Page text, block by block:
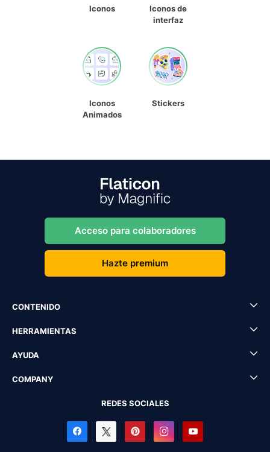
Iconos
Iconos de
interfaz
Iconos
Animados
Stickers
Acceso para colaboradores
Hazte premium
CONTENIDO
HERRAMIENTAS
AYUDA
COMPANY
REDES SOCIALES